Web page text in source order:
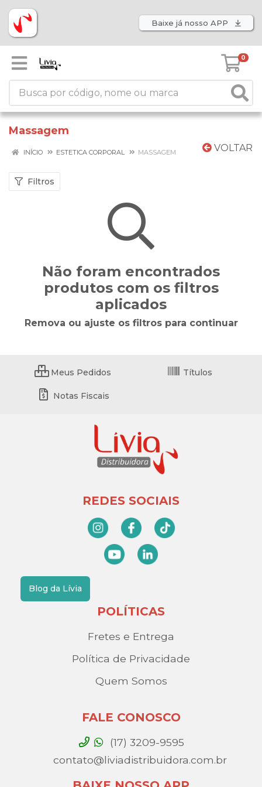
Baixe já nosso APP
0
Massagem
VOLTAR
INÍCIO ESTETICA CORPORAL MASSAGEM
Filtros
Não foram encontrados
produtos com os filtros
aplicados
Remova ou ajuste os filtros para continuar
Meus Pedidos Títulos
Notas Fiscais
REDES SOCIAIS
Blog da Lívia
POLÍTICAS
Fretes e Entrega
Política de Privacidade
Quem Somos
FALE CONOSCO
(17) 3209-9595
contato@liviadistribuidora.com.br